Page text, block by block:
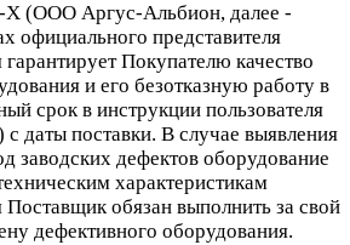
X (ООО Аргус-Альбион, далее -
официального представителя
Покупателю качество
и его безотказную работу в
срок в инструкции пользователя
с даты поставки. В случае выявления
заводских дефектов оборудование
характеристикам
обязан выполнить за свой
дефективного оборудования.